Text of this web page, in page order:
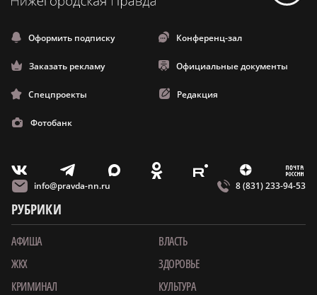
Оформить подписку Конференц-зал
Заказать рекламу Официальные документы
Спецпроекты Редакция
Фотобанк
V T X O E Z m
info@pravda-nn.ru 8 (831) 233-94-53
РУБРИКИ
АФИША
ВЛАСТЬ
ЖКХ
ЗДОРОВЬЕ
КРИМИНАЛ
КУЛЬТУРА